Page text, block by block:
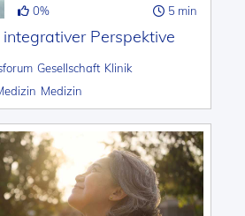
0% 5 min
Perspektive
Gesellschaft Klinik
Medizin